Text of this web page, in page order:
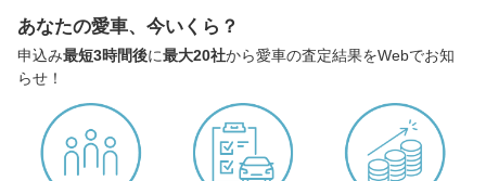
あなたの愛車、今いくら？
申込み最短3時間後に最大20社から愛車の査定結果をWebでお知
らせ！